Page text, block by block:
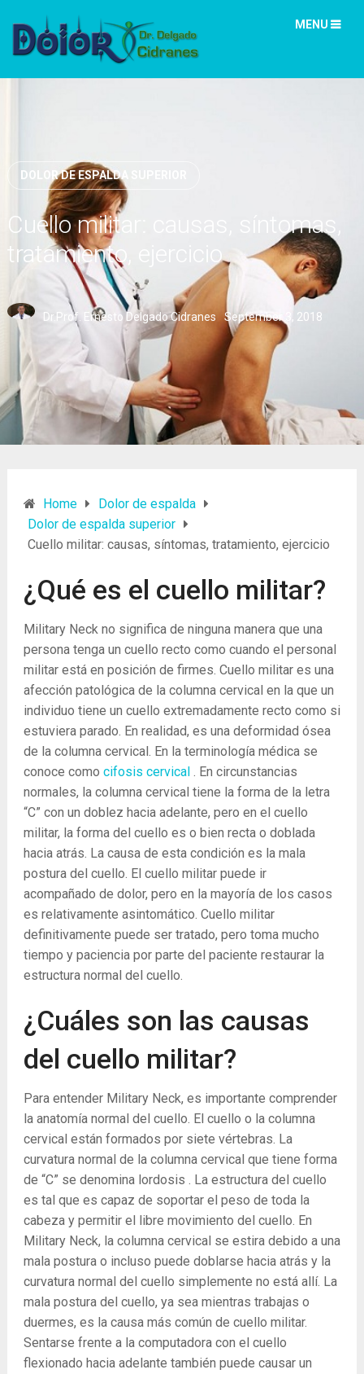
MENU
DOLOR DE ESPALDA SUPERIOR
Cuello militar: causas, síntomas,
tratamiento, ejercicio
Dr.Prof. Ernesto Delgado Cidranes September 3, 2018
Home
Dolor de espalda
Dolor de espalda superior
Cuello militar: causas, síntomas, tratamiento, ejercicio
¿Qué es el cuello militar?
Military Neck no significa de ninguna manera que una
persona tenga un cuello recto como cuando el personal
militar está en posición de firmes. Cuello militar es una
afección patológica de la columna cervical en la que un
individuo tiene un cuello extremadamente recto como si
estuviera parado. En realidad, es una deformidad ósea
de la columna cervical. En la terminología médica se
conoce como cifosis cervical . En circunstancias
normales, la columna cervical tiene la forma de la letra
“C” con un doblez hacia adelante, pero en el cuello
militar, la forma del cuello es o bien recta o doblada
hacia atrás. La causa de esta condición es la mala
postura del cuello. El cuello militar puede ir
acompañado de dolor, pero en la mayoría de los casos
es relativamente asintomático. Cuello militar
definitivamente puede ser tratado, pero toma mucho
tiempo y paciencia por parte del paciente restaurar la
estructura normal del cuello.
¿Cuáles son las causas
del cuello militar?
Para entender Military Neck, es importante comprender
la anatomía normal del cuello. El cuello o la columna
cervical están formados por siete vértebras. La
curvatura normal de la columna cervical que tiene forma
de “C” se denomina lordosis . La estructura del cuello
es tal que es capaz de soportar el peso de toda la
cabeza y permitir el libre movimiento del cuello. En
Military Neck, la columna cervical se estira debido a una
mala postura o incluso puede doblarse hacia atrás y la
curvatura normal del cuello simplemente no está allí. La
mala postura del cuello, ya sea mientras trabajas o
duermes, es la causa más común de cuello militar.
Sentarse frente a la computadora con el cuello
flexionado hacia adelante también puede causar un